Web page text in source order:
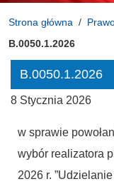
Strona główna
B.0050.1.2026
B.0050.1.2026
8 Stycznia 2026
w sprawie
wybór realizatora
2026 r.